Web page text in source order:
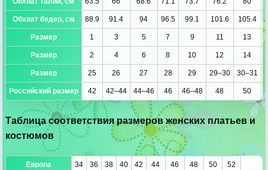
Обхват бедер, см 88.9 91.4 94 96.5 99.1 101.6 105.4
Размер 1 3 5 7 9 11 13
Размер 2 4 6 8 10 12 14
Размер 25 26 27 28 29 29–30 30–31
Российский размер 42 42–44 44–46 46 46–48 48 50
Таблица соответствия размеров женских платьев и
костюмов
Европа 34 36 38 40 42 44 46 48 50 52